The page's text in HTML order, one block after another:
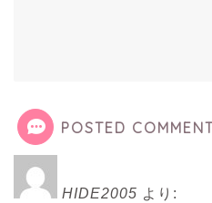
POSTED
HIDE2005 より: